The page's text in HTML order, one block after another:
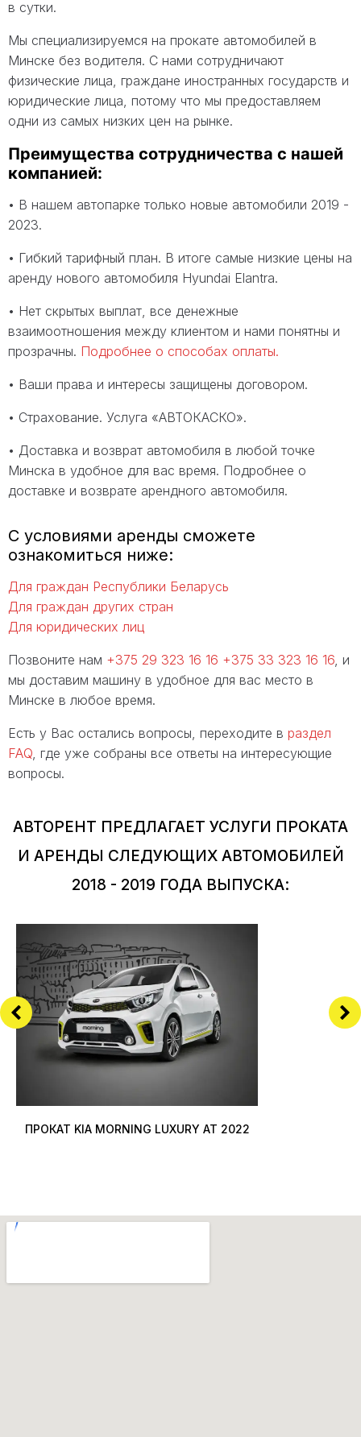
в сутки.
Мы специализируемся на прокате автомобилей в
Минске без водителя. С нами сотрудничают
физические лица, граждане иностранных государств и
юридические лица, потому что мы предоставляем
одни из самых низких цен на рынке.
Преимущества сотрудничества с нашей
компанией:
• В нашем автопарке только новые автомобили 2019 -
2023.
• Гибкий тарифный план. В итоге самые низкие цены на
аренду нового автомобиля Hyundai Elantra.
• Нет скрытых выплат, все денежные
взаимоотношения между клиентом и нами понятны и
прозрачны. Подробнее о способах оплаты.
• Ваши права и интересы защищены договором.
• Страхование. Услуга «АВТОКАСКО».
• Доставка и возврат автомобиля в любой точке
Минска в удобное для вас время. Подробнее о
доставке и возврате арендного автомобиля.
С условиями аренды сможете
ознакомиться ниже:
Для граждан Республики Беларусь
Для граждан других стран
Для юридических лиц
Позвоните нам +375 29 323 16 16 +375 33 323 16 16, и
мы доставим машину в удобное для вас место в
Минске в любое время.
Есть у Вас остались вопросы, переходите в раздел
FAQ, где уже собраны все ответы на интересующие
вопросы.
АВТОРЕНТ ПРЕДЛАГАЕТ УСЛУГИ ПРОКАТА
И АРЕНДЫ СЛЕДУЮЩИХ АВТОМОБИЛЕЙ
2018 - 2019 ГОДА ВЫПУСКА:
ПРОКАТ KIA MORNING LUXURY AT 2022